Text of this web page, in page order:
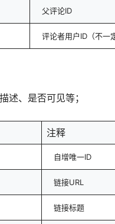
父评论ID
评论者用户ID（不一
述、是否可见等；
注释
自增唯一ID
链接URL
链接标题